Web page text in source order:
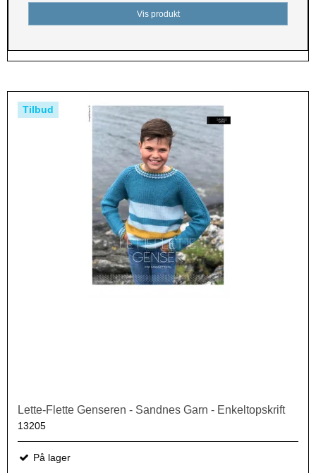
Vis produkt
Tilbud
Lette-Flette Genseren - Sandnes Garn - Enkeltopskrift
13205
På lager